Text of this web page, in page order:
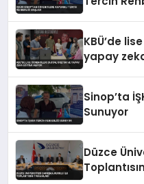
KBÜ’de
yapay
Sinop’ta
Sunuyor
Düzce